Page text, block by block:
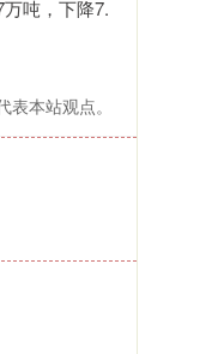
吨，下降7.
本站观点。